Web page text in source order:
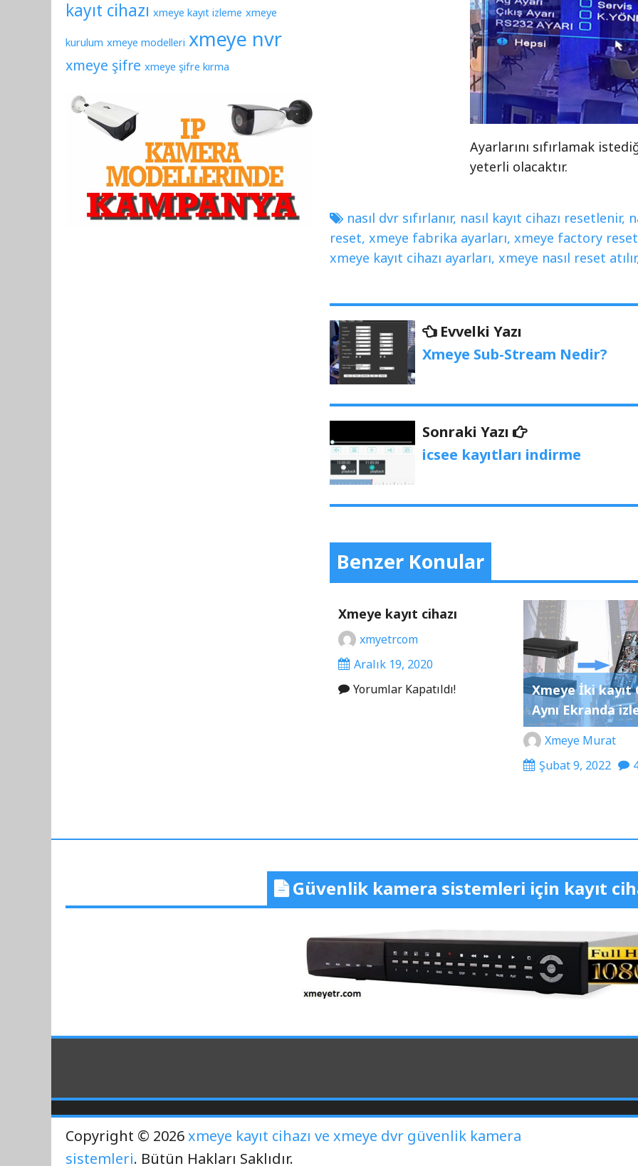
Ayarlarını sıfırlamak
nasıl dvr sıfırlanır, nasıl kayıt cihazı resetlenir,
reset, xmeye fabrika ayarları,xmeye factory reset
Yazı
gezinmesi
Evvelki YazıEvvelki
Sonraki Yazı
Sonraki
Benzer Konular
Xmeye kayıt cihazı
xmyetrcom
Aralık 19, 2020
Xmeye İki kayıt
Aynı Ekranda
Xmeye Murat
ip kamera ekleme
xmeye kamera
kurulum xmeye modelleri xmeye nvr
Güvenlik kamera sistemleri için kayıt
Copyright © 2026 xmeye kayıt cihazı ve xmeye dvr güvenlik kamera